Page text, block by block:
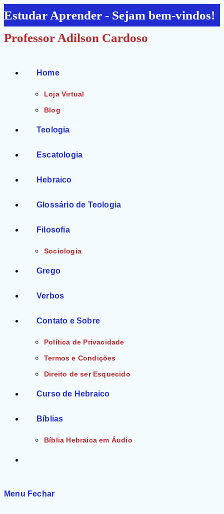
Ir
para
o
Estudar Aprender - Sejam bem-vindos!
Professor Adilson Cardoso
Home
Loja Virtual
Blog
Teologia
Escatologia
Hebraico
Glossário de Teologia
Filosofia
Sociologia
Grego
Verbos
Contato e Sobre
Política de Privacidade
Termos e Condições
Direito de ser Esquecido
Curso de Hebraico
Bíblias
Bíblia Hebraica em Áudio
Menu Fechar